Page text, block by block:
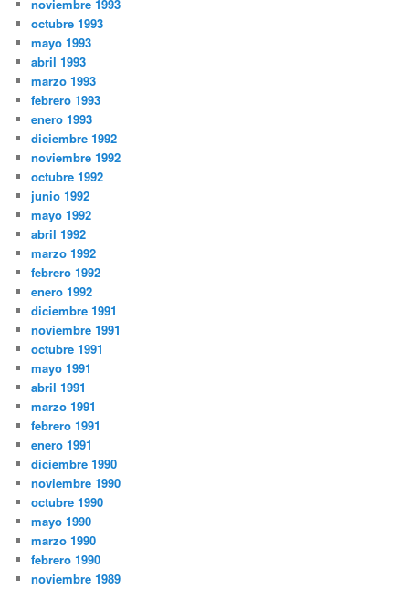
noviembre 1993
octubre 1993
mayo 1993
abril 1993
marzo 1993
febrero 1993
enero 1993
diciembre 1992
noviembre 1992
octubre 1992
junio 1992
mayo 1992
abril 1992
marzo 1992
febrero 1992
enero 1992
diciembre 1991
noviembre 1991
octubre 1991
mayo 1991
abril 1991
marzo 1991
febrero 1991
enero 1991
diciembre 1990
noviembre 1990
octubre 1990
mayo 1990
marzo 1990
febrero 1990
noviembre 1989